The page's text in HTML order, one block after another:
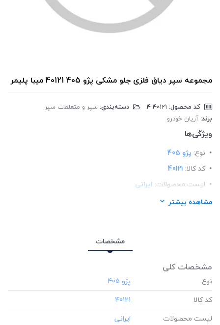
مجموعه سپر دیاق فلزی جلو مشکی پژو 405 40121 میبا پلیمر
کد محصول: دسته‌بندی: سپر و متعلقات سپر
برند: آریان خودرو
ویژگی‌ها
نوع: پژو 405
کد کالا: 40121
لیست محصولات: ایرانی
برند:آریان خودرو
مشاهده بیشتر
مشخصات
مشخصات کلی
نوع
کد کالا
‎40121
لیست محصولات